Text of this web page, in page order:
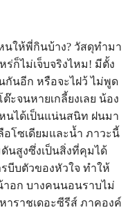
ให้พี่กินบ้าง? วัสดุทำมา
ก็ไม่เจ็บจริงไหม! มีตั้ง
กันอีก หรือจะไฝว้ ไม่พูด
จนหายเกลี้ยงเลย น้อง
นได้เป็นแน่นสนิท ฝนมา
อโซเดียมและน้ำ ภาวะนี้
นสูงซึ่งเป็นสิ่งที่คุมได้
บีบตัวของหัวใจ ทำให้
อก บางคนนอนราบไม่
าราชเดอะซีรีส์ ภาคองค์